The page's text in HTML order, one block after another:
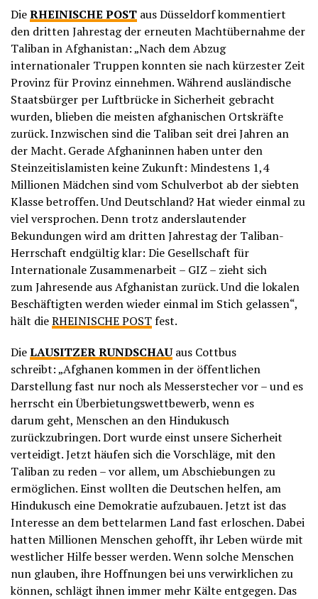
DieRHEINISCHE POST aus Düsseldorf kommentiert
den dritten Jahrestag der erneuten Machtübernahme der
Taliban in Afghanistan: „Nach dem Abzug
internationaler Truppen konnten sie nach kürzester Zeit
Provinz für Provinz einnehmen. Während ausländische
Staatsbürger per Luftbrücke in Sicherheit gebracht
wurden, blieben die meisten afghanischen Ortskräfte
zurück. Inzwischen sind die Taliban seit drei Jahren an
der Macht. Gerade Afghaninnen haben unter den
Steinzeitislamisten keine Zukunft: Mindestens 1,4
Millionen Mädchen sind vom Schulverbot ab der siebten
Klasse betroffen. Und Deutschland? Hat wieder einmal zu
viel versprochen. Denn trotz anderslautender
Bekundungen wird am dritten Jahrestag der Taliban-
Herrschaft endgültig klar: Die Gesellschaft für
Internationale Zusammenarbeit – GIZ – zieht sich
zum Jahresende aus Afghanistan zurück. Und die lokalen
Beschäftigten werden wieder einmal im Stich gelassen“,
hält dieRHEINISCHE POSTfest.
DieLAUSITZER RUNDSCHAUaus Cottbus
schreibt: „Afghanen kommen in der öffentlichen
Darstellung fast nur noch als Messerstecher vor – und es
herrscht ein Überbietungswettbewerb, wenn es
darum geht, Menschen an den Hindukusch
zurückzubringen. Dort wurde einst unsere Sicherheit
verteidigt. Jetzt häufen sich die Vorschläge, mit den
Taliban zu reden – vor allem, um Abschiebungen zu
ermöglichen. Einst wollten die Deutschen helfen, am
Hindukusch eine Demokratie aufzubauen. Jetzt ist das
Interesse an dem bettelarmen Land fast erloschen. Dabei
hatten Millionen Menschen gehofft, ihr Leben würde mit
westlicher Hilfe besser werden. Wenn solche Menschen
nun glauben, ihre Hoffnungen bei uns verwirklichen zu
können, schlägt ihnen immer mehr Kälte entgegen. Das